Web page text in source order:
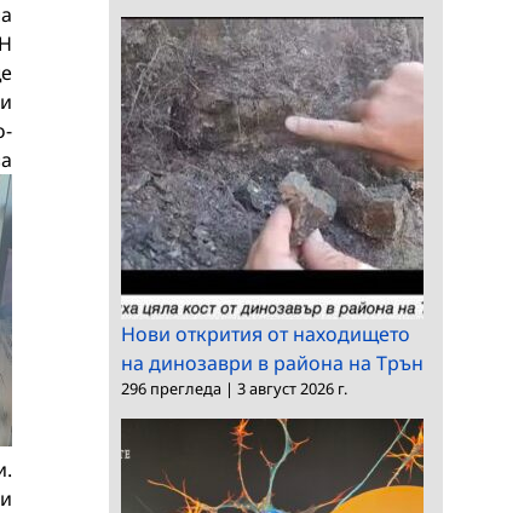
Нови открития от находището
на динозаври в района на Трън
296 прегледа | 3 август 2026 г.